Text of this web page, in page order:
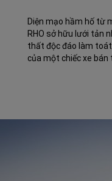
Diện mạo hầm hố từ
RHO sở hữu lưới tản
thất độc đáo làm toát
của một chiếc xe bán